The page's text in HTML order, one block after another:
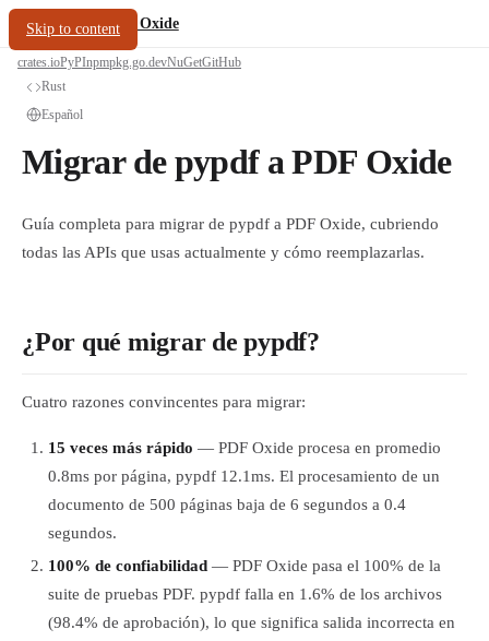
Skip to content
oxide.fyi/PDF Oxide
crates.ioPyPInpmpkg.go.devNuGetGitHub
Rust
Español
Migrar de pypdf a PDF Oxide
Guía completa para migrar de pypdf a PDF Oxide, cubriendo
todas las APIs que usas actualmente y cómo reemplazarlas.
¿Por qué migrar de pypdf?
Cuatro razones convincentes para migrar:
15 veces más rápido — PDF Oxide procesa en promedio
0.8ms por página, pypdf 12.1ms. El procesamiento de un
documento de 500 páginas baja de 6 segundos a 0.4
segundos.
100% de confiabilidad — PDF Oxide pasa el 100% de la
suite de pruebas PDF. pypdf falla en 1.6% de los archivos
(98.4% de aprobación), lo que significa salida incorrecta en